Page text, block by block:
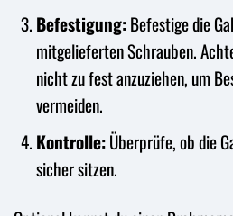
Befestigung:Befestige die
mitgelieferten Schrauben.
nicht zu fest anzuziehen, um
vermeiden.
Kontrolle:Überprüfe, ob die
sicher sitzen.